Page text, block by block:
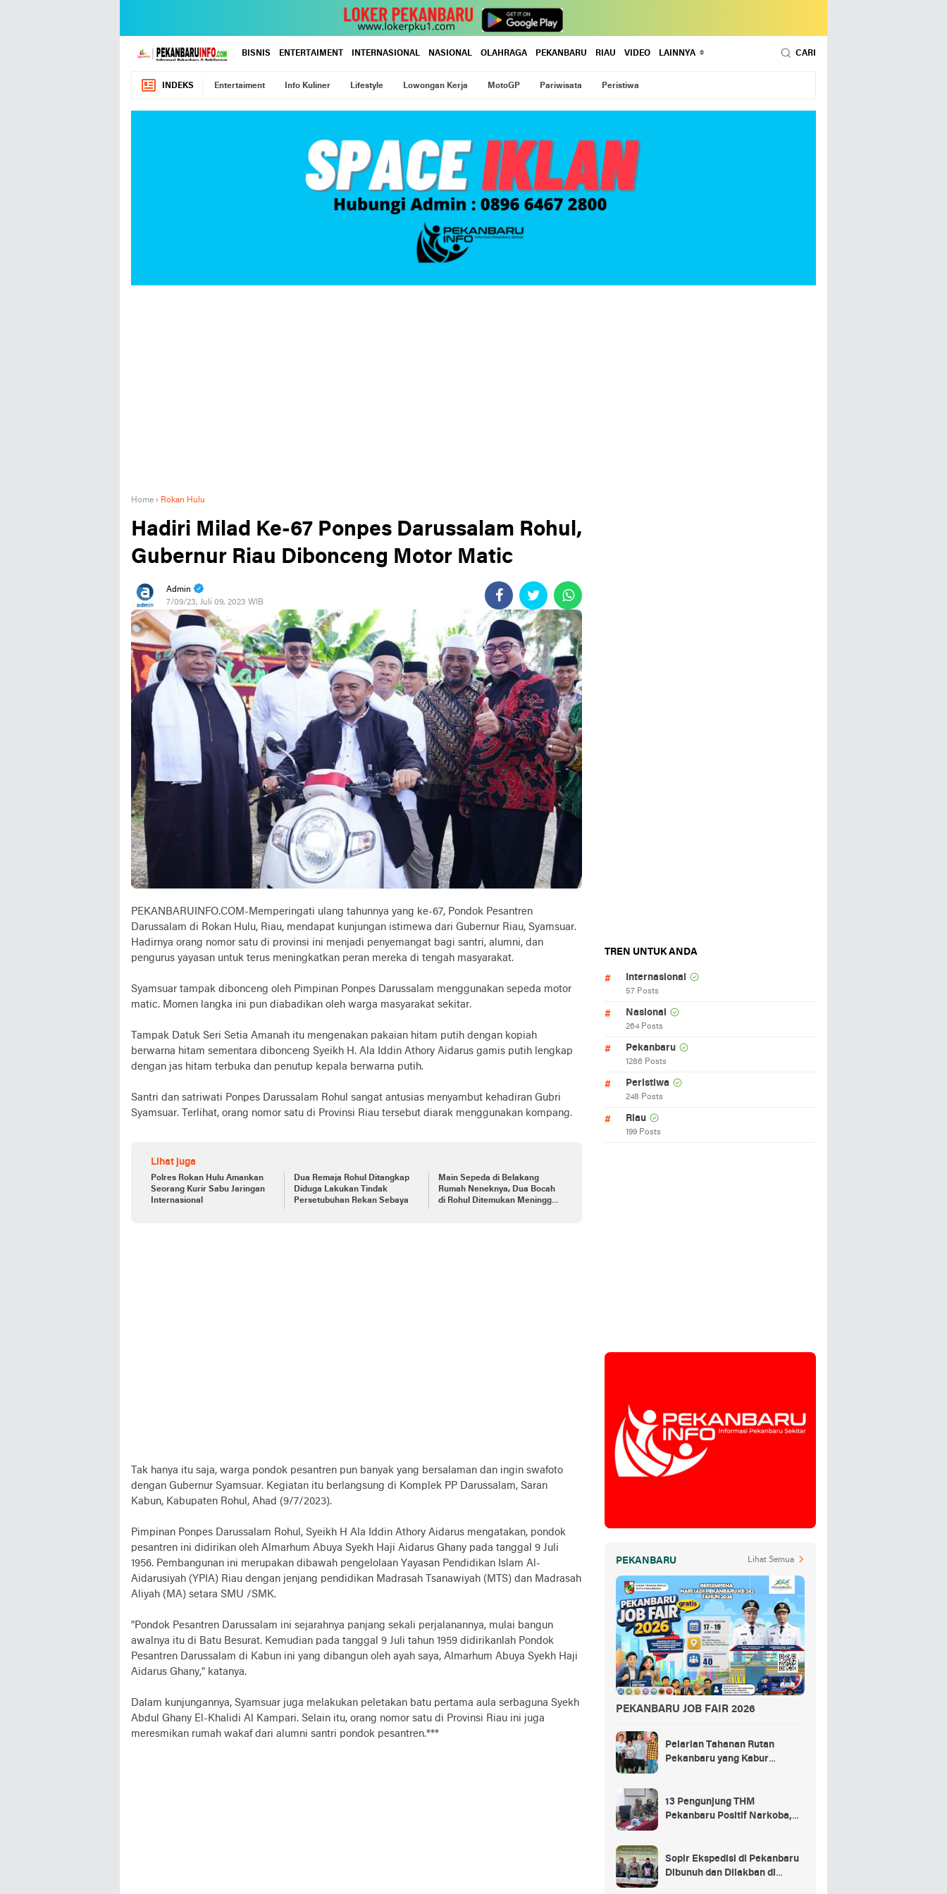
BISNIS ENTERTAIMENT INTERNASIONAL NASIONAL OLAHRAGA PEKANBARU RIAU VIDEO LAINNYA CARI
INDEKS Entertaiment Info Kuliner Lifestyle Lowongan Kerja MotoGP Pariwisata Peristiwa
Home › Rokan Hulu
Hadiri Milad Ke-67 Ponpes Darussalam Rohul,
Gubernur Riau Dibonceng Motor Matic
Admin
7/09/23, Juli 09, 2023 WIB
PEKANBARUINFO.COM-Memperingati ulang tahunnya yang ke-67, Pondok Pesantren
Darussalam di Rokan Hulu, Riau, mendapat kunjungan istimewa dari Gubernur Riau, Syamsuar.
Hadirnya orang nomor satu di provinsi ini menjadi penyemangat bagi santri, alumni, dan
pengurus yayasan untuk terus meningkatkan peran mereka di tengah masyarakat.
Syamsuar tampak dibonceng oleh Pimpinan Ponpes Darussalam menggunakan sepeda motor
matic. Momen langka ini pun diabadikan oleh warga masyarakat sekitar.
Tampak Datuk Seri Setia Amanah itu mengenakan pakaian hitam putih dengan kopiah
berwarna hitam sementara dibonceng Syeikh H. Ala Iddin Athory Aidarus gamis putih lengkap
dengan jas hitam terbuka dan penutup kepala berwarna putih.
Santri dan satriwati Ponpes Darussalam Rohul sangat antusias menyambut kehadiran Gubri
Syamsuar. Terlihat, orang nomor satu di Provinsi Riau tersebut diarak menggunakan kompang.
Lihat juga
Polres Rokan Hulu Amankan
Seorang Kurir Sabu Jaringan
Internasional
Dua Remaja Rohul Ditangkap
Diduga Lakukan Tindak
Persetubuhan Rekan Sebaya
Main Sepeda di Belakang
Rumah Neneknya, Dua Bocah
di Rohul Ditemukan Meninggal
Tak hanya itu saja, warga pondok pesantren pun banyak yang bersalaman dan ingin swafoto
dengan Gubernur Syamsuar. Kegiatan itu berlangsung di Komplek PP Darussalam, Saran
Kabun, Kabupaten Rohul, Ahad (9/7/2023).
Pimpinan Ponpes Darussalam Rohul, Syeikh H Ala Iddin Athory Aidarus mengatakan, pondok
pesantren ini didirikan oleh Almarhum Abuya Syekh Haji Aidarus Ghany pada tanggal 9 Juli
1956. Pembangunan ini merupakan dibawah pengelolaan Yayasan Pendidikan Islam Al-
Aidarusiyah (YPIA) Riau dengan jenjang pendidikan Madrasah Tsanawiyah (MTS) dan Madrasah
Aliyah (MA) setara SMU /SMK.
"Pondok Pesantren Darussalam ini sejarahnya panjang sekali perjalanannya, mulai bangun
awalnya itu di Batu Besurat. Kemudian pada tanggal 9 Juli tahun 1959 didirikanlah Pondok
Pesantren Darussalam di Kabun ini yang dibangun oleh ayah saya, Almarhum Abuya Syekh Haji
Aidarus Ghany," katanya.
Dalam kunjungannya, Syamsuar juga melakukan peletakan batu pertama aula serbaguna Syekh
Abdul Ghany El-Khalidi Al Kampari. Selain itu, orang nomor satu di Provinsi Riau ini juga
meresmikan rumah wakaf dari alumni santri pondok pesantren.***
TREN UNTUK ANDA
Internasional
57 Posts
Nasional
264 Posts
Pekanbaru
1286 Posts
Peristiwa
248 Posts
Riau
199 Posts
PEKANBARU Lihat Semua
PEKANBARU JOB FAIR 2026
Pelarian Tahanan Rutan
Pekanbaru yang Kabur
13 Pengunjung THM
Pekanbaru Positif Narkoba,
Sopir Ekspedisi di Pekanbaru
Dibunuh dan Dilakban di